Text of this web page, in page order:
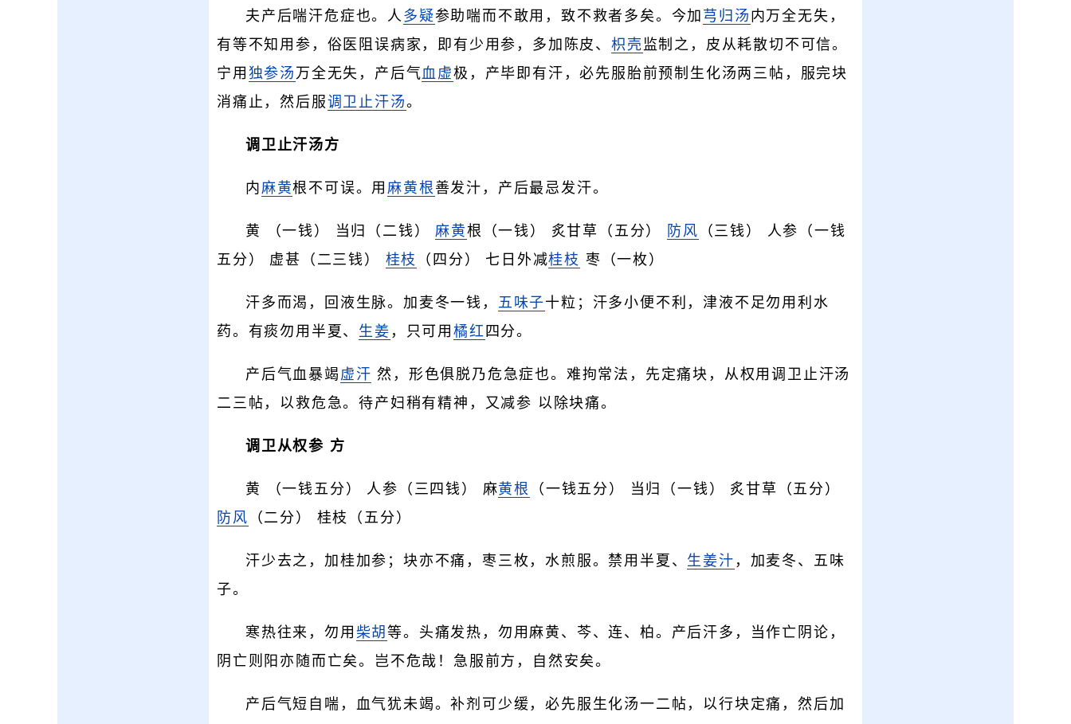
夫产后喘汗危症也。人多疑 参助喘而不敢用，致不救者多矣。今加 芎归汤 内万全无失，
有等不知用参，俗医阻误病家，即有少用参，多加陈皮、 枳壳 监制之，皮从耗散切不可信。
宁用 独参汤 万全无失，产后气血虚极，产毕即有汗，必先服胎前预制生化汤两三帖，服完块
消痛止，然后服调卫止汗汤。
调卫止汗汤方
内麻黄根不可误。用麻黄根 善发汁，产后最忌发汗。
黄 （一钱） 当归（二钱）麻黄根（一钱） 炙甘草（五分） 防风 （三钱） 人参（一钱
五分） 虚甚（二三钱） 桂枝 （四分） 七日外减桂枝 枣（一枚）
汗多而渴，回液生脉。加麦冬一钱， 五味子十粒；汗多小便不利，津液不足勿用利水
药。有痰勿用半夏、 生姜 ，只可用橘红 四分。
产后气血暴竭 虚汗 然，形色俱脱乃危急症也。难拘常法，先定痛块，从权用调卫止汗汤
二三帖，以救危急。待产妇稍有精神，又减参 以除块痛。
调卫从权参 方
黄 （一钱五分） 人参（三四钱） 麻黄根
（一钱五分） 当归（一钱） 炙甘草（五分）
防风 （二分） 桂枝（五分）
汗少去之，加桂加参；块亦不痛，枣三枚，水煎服。禁用半夏、 生姜汁 ，加麦冬、五味
子。
寒热往来，勿用 柴胡等。头痛发热，勿用麻黄、芩、连、柏。产后汗多，当作亡阴论，
阴亡则阳亦随而亡矣。岂不危哉！急服前方，自然安矣。
产后气短自喘，血气犹未竭。补剂可少缓，必先服生化汤一二帖，以行块定痛，然后加